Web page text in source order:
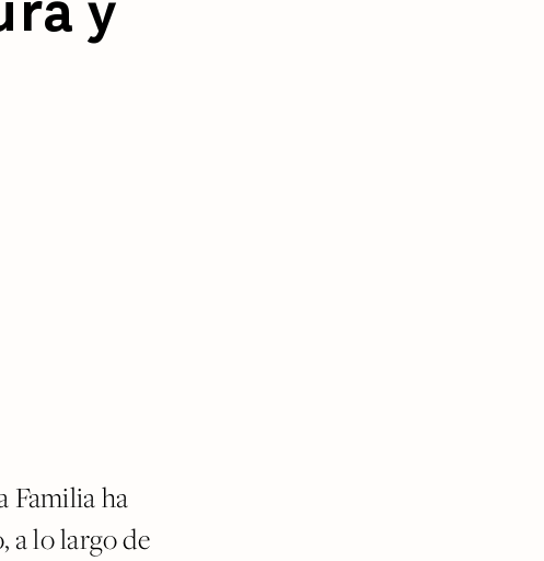
Familia ha
a lo largo de